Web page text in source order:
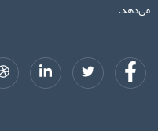
می‌دهد.